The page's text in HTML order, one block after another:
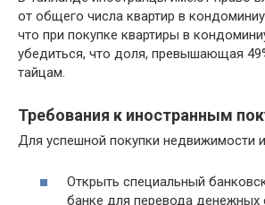
от общего числа квартир в
что при покупке квартиры в
убедиться, что доля, превышающая
тайцам.
Требования к иностранным
Для успешной покупки недвижимости
Открыть специальный
банке для перевода денежных